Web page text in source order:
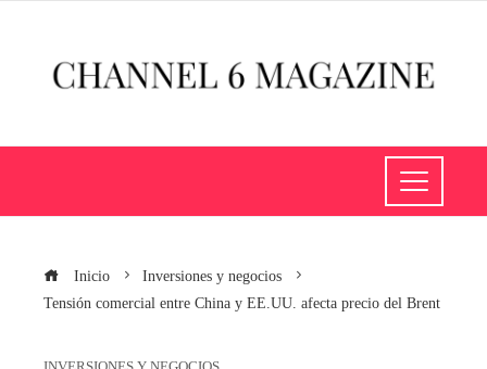
Inicio
Inversiones y negocios
Tensión comercial entre China y EE.UU. afecta precio del Brent